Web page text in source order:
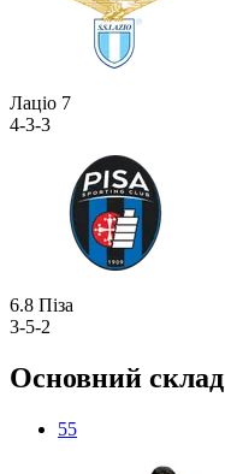
Лаціо 7
4-3-3
6.8 Піза
3-5-2
Основний склад
55